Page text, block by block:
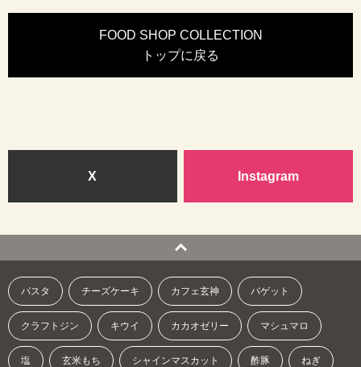
FOOD SHOP COLLECTION
トップに戻る
X Instagram
パスタ チーズケーキ カフェ玄神 バゲット
クラフトジン キウイ カカオゼリー マシュマロ
塩 玄米もち シャインマスカット 酢豚 ねぎ